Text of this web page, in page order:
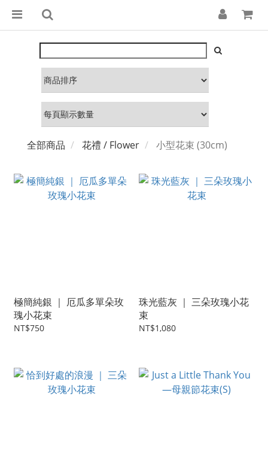
全部商品 花禮 / Flower 小型花束 (30cm)
極簡純銀 ｜ 厄瓜多單朵玫
瑰小花束
NT$750
珠光藍灰 ｜ 三朵玫瑰小花
束
NT$1,080